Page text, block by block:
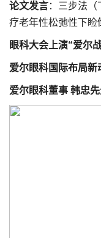
论文发言：三步法
疗老年性松弛性下睑
眼科大会上演“爱尔
爱尔眼科国际布局新
爱尔眼科董事 韩忠